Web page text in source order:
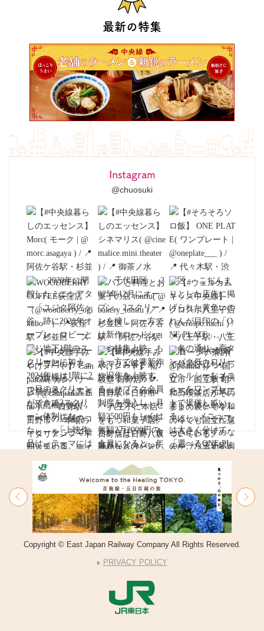
最新の特集
Instagram
@chuosuki
Copyright © East Japan Railway Company All Rights Reserved.
PRIVACY POLICY